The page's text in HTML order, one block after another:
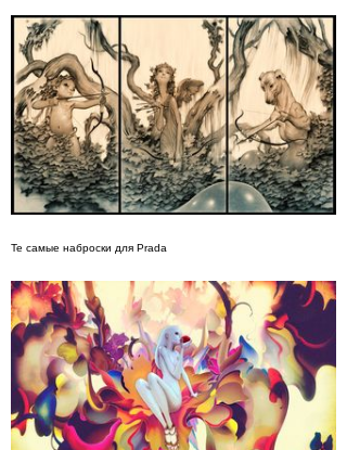
Те самые наброски для Prada